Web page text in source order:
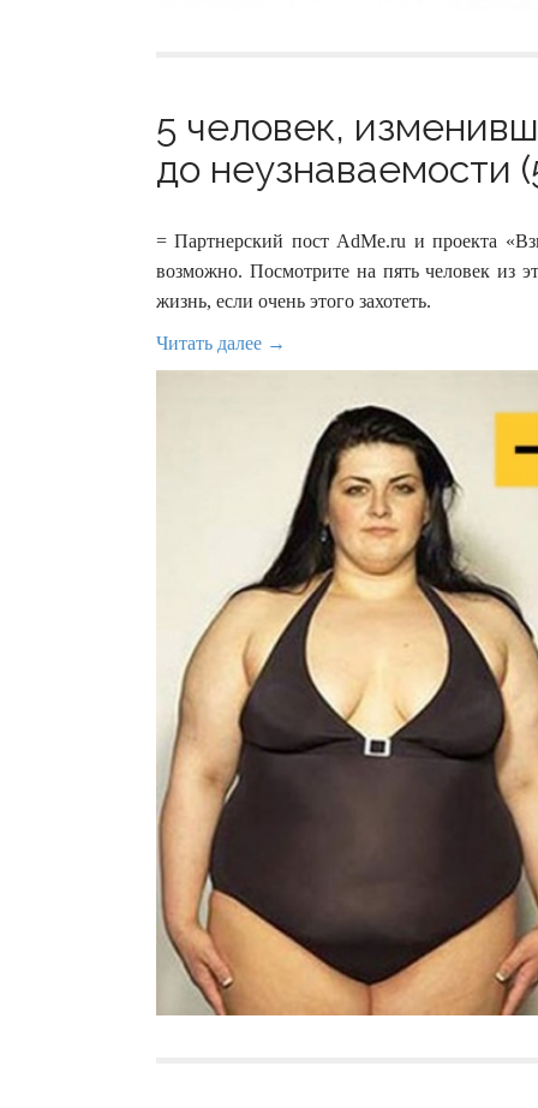
5 человек,
до неузнаваемости
= Партнерский пост AdMe.ru и проекта
возможно. Посмотрите на пять человек из
жизнь, если очень этого захотеть.
Читать далее →